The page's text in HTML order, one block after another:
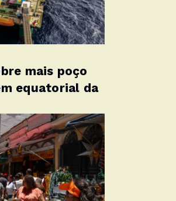
mais poço
equatorial da